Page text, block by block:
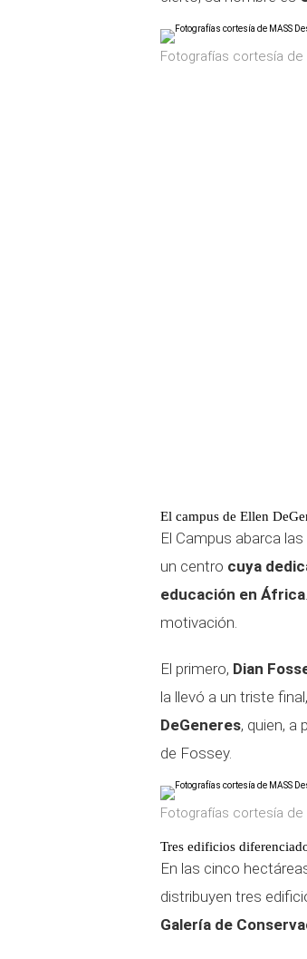
Fotografías cortesía de
El campus de Ellen
El Campus abarca
un centro cuya
educación en África
motivación.
El primero, Dian
la llevó a un triste
DeGeneres, quien, a
de Fossey.
Fotografías cortesía de
Tres edificios
En las cinco
distribuyen tres
Galería de